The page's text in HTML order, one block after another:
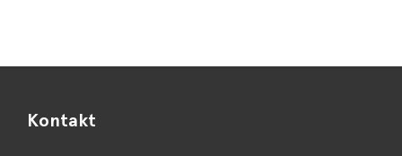
Kontakt